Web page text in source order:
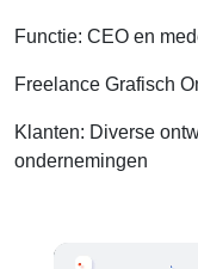
Functie: CEO en
Freelance Grafisch
Klanten: Diverse
ondernemingen